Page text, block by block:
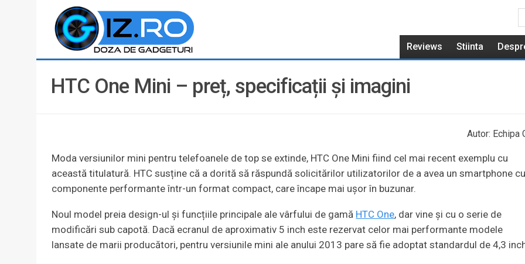
Reviews Stiinta
HTC One Mini – preț, specificații și imagini
Autor: Echipa
Moda versiunilor mini pentru telefoanele de top se extinde, HTC One Mini fiind cel mai recent exemplu cu
această titulatură. HTC susține că a dorită să răspundă solicitărilor utilizatorilor de a avea un smartphone
componente performante într-un format compact, care încape mai ușor în buzunar.
Noul model preia design-ul și funcțiile principale ale vârfului de gamă HTC One, dar vine și cu o serie de
modificări sub capotă. Dacă ecranul de aproximativ 5 inch este rezervat celor mai performante modele
lansate de marii producători, pentru versiunile mini ale anului 2013 pare să fie adoptat standardul de 4,3